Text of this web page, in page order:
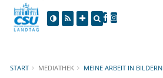
START MEDIATHEK MEINE ARBEIT IN BILDERN